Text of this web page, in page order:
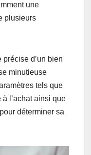
une
plusieurs
précise d’un bien
minutieuse
tels que
à l’achat ainsi que
déterminer sa